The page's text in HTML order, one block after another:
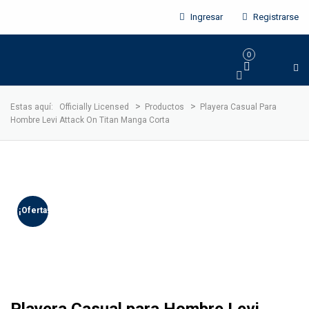
Ingresar Registrarse
0
Estas aquí: Officially Licensed > Productos >
Playera Casual Para
Hombre Levi Attack On Titan Manga Corta
¡Oferta!